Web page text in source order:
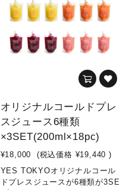
オリジナルコールドプレ
スジュース6種類
×3SET(200ml×18pc)
¥18,000 (税込価格 ¥19,440 )
YES TOKYOオリジナルコール
ドプレスジュースが6種類が3SE